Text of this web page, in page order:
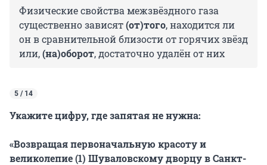
Физические свойства межзвёздного газа
существенно зависят(от)того, находится ли
он в сравнительной близости от горячих звёзд
или,(на)оборот, достаточно удалён от них
5 / 14
Укажите цифру, где запятая не нужна:
«Возвращая первоначальную красоту и
великолепие (1) Шуваловскому дворцу в Санкт-